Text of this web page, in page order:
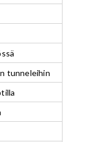
tunneleihin